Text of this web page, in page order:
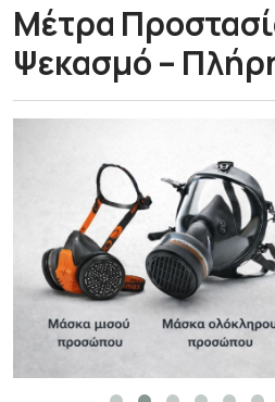
Μέτρα
Ψεκασμό –